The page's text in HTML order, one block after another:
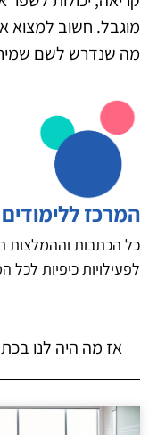
מוגבל. חשוב למצוא
מה שנדרש לשם
המרכז ללימודים
כל הכתבות וההמלצות
לפעילויות כיפיות לכל
אז מה היה לנו